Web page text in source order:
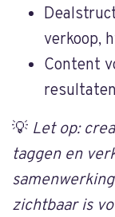
verkoop,
Content
💡 Let op:
taggen en
zichtbaar is